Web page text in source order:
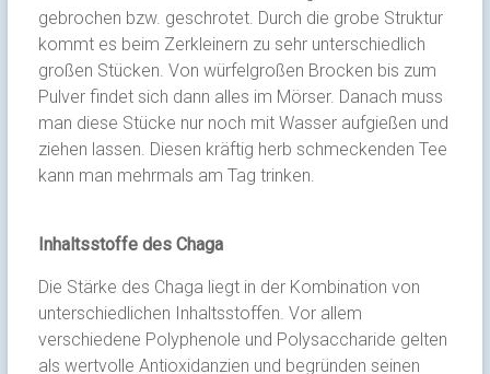
gebrochen bzw. geschrotet. Durch die grobe Struktur
kommt es beim Zerkleinern zu sehr unterschiedlich
großen Stücken. Von würfelgroßen Brocken bis zum
Pulver findet sich dann alles im Mörser. Danach muss
man diese Stücke nur noch mit Wasser aufgießen und
ziehen lassen. Diesen kräftig herb schmeckenden Tee
kann man mehrmals am Tag trinken.
Inhaltsstoffe des Chaga
Die Stärke des Chaga liegt in der Kombination von
unterschiedlichen Inhaltsstoffen. Vor allem
verschiedene Polyphenole und Polysaccharide gelten
als wertvolle Antioxidanzien und begründen seinen